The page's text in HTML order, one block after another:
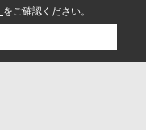
をご確認ください。